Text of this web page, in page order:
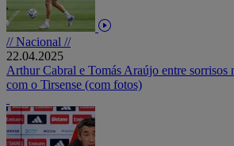
// Nacional //
22.04.2025
Arthur Cabral e Tomás Araújo entre sorrisos
com o Tirsense (com fotos)